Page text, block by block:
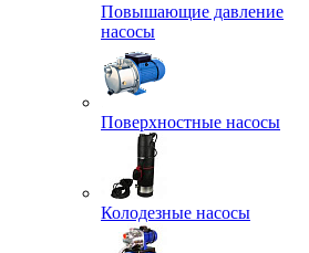
Повышающие давление
насосы
Поверхностные насосы
Колодезные насосы